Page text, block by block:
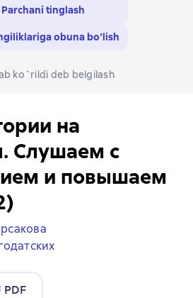
Parchani tinglash
obuna bo‘lish
ko`rildi deb belgilash
на
Слушаем с
и повышаем
PDF